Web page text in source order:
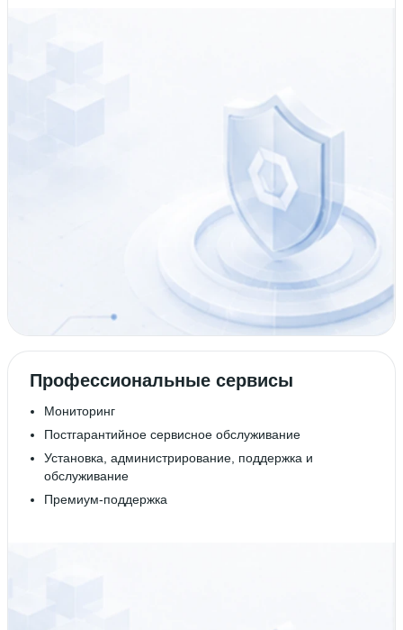
Профессиональные сервисы
Мониторинг
Постгарантийное сервисное обслуживание
Установка, администрирование, поддержка и
обслуживание
Премиум-поддержка